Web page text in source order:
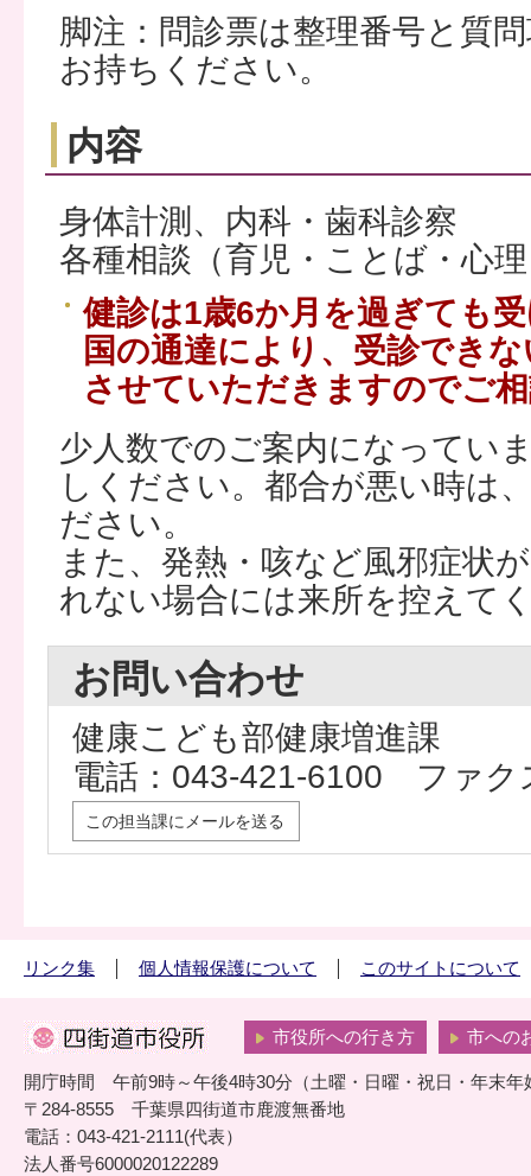
脚注：問診票は整理番号と質
お持ちください。
内容
身体計測、内科・歯科診察
各種相談（育児・ことば・心
健診は1歳6か月を過ぎても
国の通達により、受診でき
させていただきますのでご
少人数でのご案内になってい
しください。都合が悪い時は
ださい。
また、発熱・咳など風邪症状
れない場合には来所を控えて
お問い合わせ
健康こども部健康増進課
電話：043-421-6100 ファク
この担当課にメールを送る
リンク集 個人情報保護について このサイトについて
市役所への行き方 市への
開庁時間 午前9時～午後4時30分（土曜・日曜・祝日・年末年
〒284-8555 千葉県四街道市鹿渡無番地
電話：043-421-2111(代表）
法人番号6000020122289